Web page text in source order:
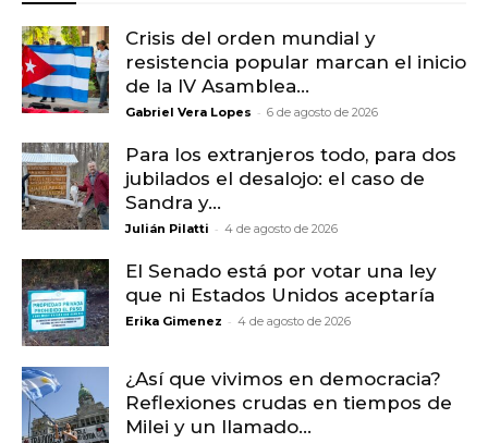
Crisis del orden mundial y
resistencia popular marcan el inicio
de la IV Asamblea...
Gabriel Vera Lopes - 6 de agosto de 2026
Para los extranjeros todo, para dos
jubilados el desalojo: el caso de
Sandra y...
Julián Pilatti - 4 de agosto de 2026
El Senado está por votar una ley
que ni Estados Unidos aceptaría
Erika Gimenez - 4 de agosto de 2026
¿Así que vivimos en democracia?
Reflexiones crudas en tiempos de
Milei y un llamado...